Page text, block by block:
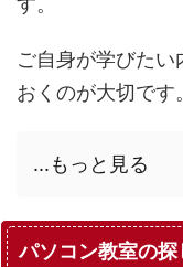
ご自身が学びた
おくのが大切です
...もっと見る
パソコン教室の